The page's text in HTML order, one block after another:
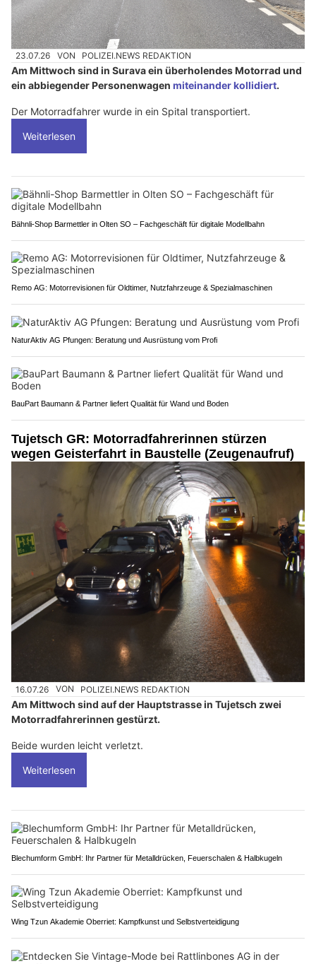
23.07.26 VON POLIZEI.NEWS REDAKTION
Am Mittwoch sind in Surava ein überholendes Motorrad und
ein abbiegender Personenwagen miteinander kollidiert.
Der Motorradfahrer wurde in ein Spital transportiert.
Weiterlesen
Bähnli-Shop Barmettler in Olten SO – Fachgeschäft für digitale Modellbahn
Remo AG: Motorrevisionen für Oldtimer, Nutzfahrzeuge & Spezialmaschinen
NaturAktiv AG Pfungen: Beratung und Ausrüstung vom Profi
BauPart Baumann & Partner liefert Qualität für Wand und Boden
Tujetsch GR: Motorradfahrerinnen stürzen
wegen Geisterfahrt in Baustelle (Zeugenaufruf)
16.07.26 VON POLIZEI.NEWS REDAKTION
Am Mittwoch sind auf der Hauptstrasse in Tujetsch zwei
Motorradfahrerinnen gestürzt.
Beide wurden leicht verletzt.
Weiterlesen
Blechumform GmbH: Ihr Partner für Metalldrücken, Feuerschalen & Halbkugeln
Wing Tzun Akademie Oberriet: Kampfkunst und Selbstverteidigung